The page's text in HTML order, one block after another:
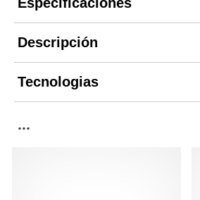
Descripción
Tecnologias
...